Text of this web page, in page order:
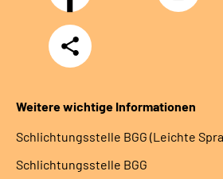
Teilen
Weitere wichtige Informationen
Schlich­tungs­stel­le BGG (Leichte
Schlich­tungs­stel­le BGG